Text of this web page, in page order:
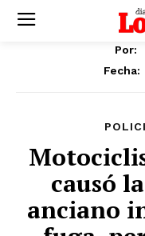
Por:
Fecha:
causó
anciano